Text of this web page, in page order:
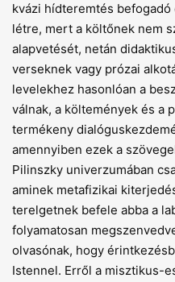
kvázi hídteremtés
létre, mert a költőnek nem
alapvetését, netán
verseknek vagy prózai
levelekhez hasonlóan a
válnak, a költemények és a
termékeny
amennyiben ezek a
Pilinszky univerzumában
aminek metafizikai
terelgetnek befele abba a
folyamatosan
olvasónak, hogy
Istennel. Erről a misztikus-